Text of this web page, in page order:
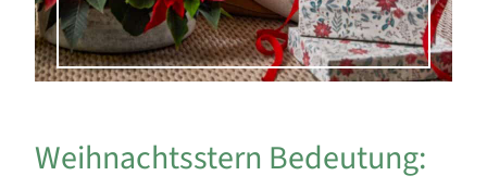
Weihnachtsstern Bedeutung: